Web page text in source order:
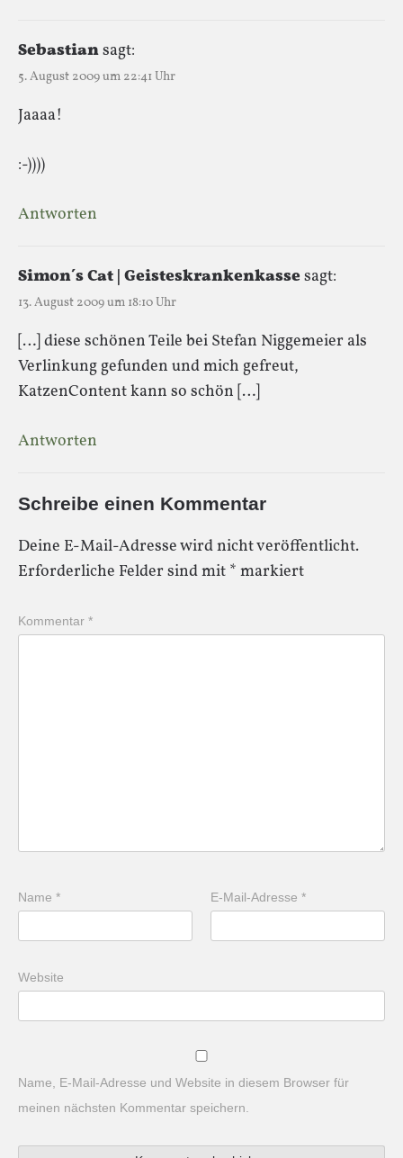
Sebastiansagt:
5. August 2009 um 22:41 Uhr
Jaaaa!
:-))))
Antworten
Simon´s Cat | Geisteskrankenkassesagt:
13. August 2009 um 18:10 Uhr
[…] diese schönen Teile bei Stefan Niggemeier als
Verlinkung gefunden und mich gefreut,
KatzenContent kann so schön […]
Antworten
Schreibe einen Kommentar
Deine E-Mail-Adresse wird nicht veröffentlicht.
Erforderliche Felder sind mit * markiert
Kommentar *
Name * E-Mail-Adresse*
Website
Name, E-Mail-Adresse und Website in diesem Browser für
meinen nächsten Kommentar speichern.